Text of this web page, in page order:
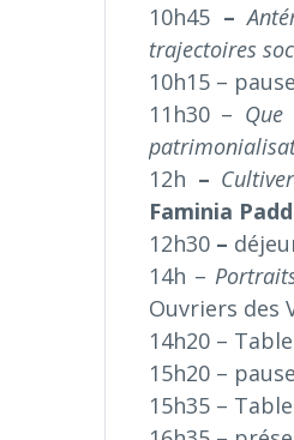
10h45 –
trajectoires
10h15 – pause
11h30 –
12h –
Faminia
12h30 –
14h –
Ouvriers des
14h20 –
15h20 – pause
15h35 –